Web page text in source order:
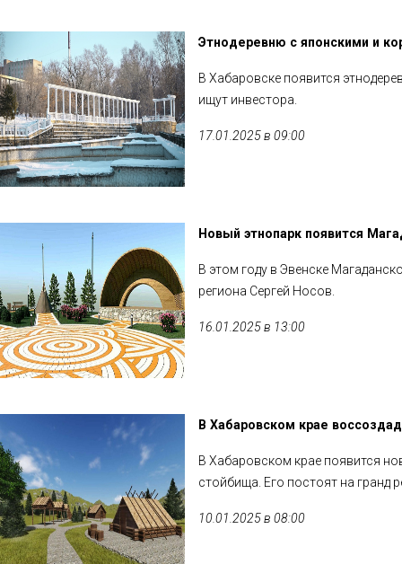
Этнодеревню с японскими и
В Хабаровске появится
ищут инвестора.
17.01.2025 в 09:00
Новый этнопарк появится
В этом году в Эвенске
региона Сергей Носов.
16.01.2025 в 13:00
В Хабаровском крае
В Хабаровском крае появится
стойбища. Его постоят на гранд
10.01.2025 в 08:00